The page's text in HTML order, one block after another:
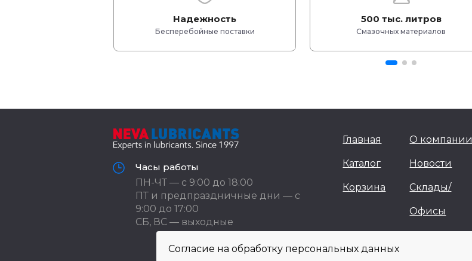
Согласие на обработку персональных данных
Надежность
Бесперебойные поставки
500 тыс. литров
Смазочных материалов
Часы работы
ПН-ЧТ — с 9:00 до 18:00
ПТ и предпраздничные дни — с
9:00 до 17:00
СБ, ВС — выходные
Главная
Каталог
Корзина
О компании
Новости
Склады/
Офисы